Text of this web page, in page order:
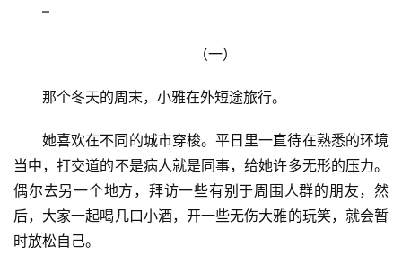
–
（一）
那个冬天的周末，小雅在外短途旅行。
她喜欢在不同的城市穿梭。平日里一直待在熟悉的环境
当中，打交道的不是病人就是同事，给她许多无形的压力。
偶尔去另一个地方，拜访一些有别于周围人群的朋友，然
后，大家一起喝几口小酒，开一些无伤大雅的玩笑，就会暂
时放松自己。